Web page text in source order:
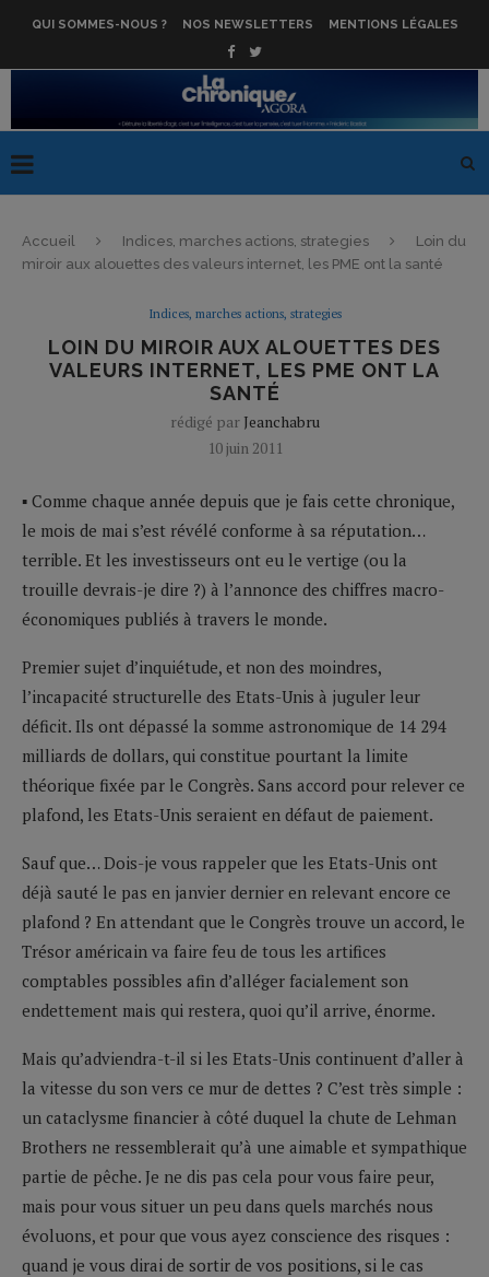
QUI SOMMES-NOUS ? NOS NEWSLETTERS MENTIONS LÉGALES
Accueil Indices, marches actions, strategies
Loin du
miroir aux alouettes des valeurs internet, les PME ont la santé
Indices, marches actions, strategies
LOIN DU MIROIR AUX ALOUETTES DES
VALEURS INTERNET, LES PME ONT LA
SANTÉ
rédigé par Jeanchabru
10 juin 2011
▪ Comme chaque année depuis que je fais cette chronique,
le mois de mai s’est révélé conforme à sa réputation…
terrible. Et les investisseurs ont eu le vertige (ou la
trouille devrais-je dire ?) à l’annonce des chiffres macro-
économiques publiés à travers le monde.
Premier sujet d’inquiétude, et non des moindres,
l’incapacité structurelle des Etats-Unis à juguler leur
déficit. Ils ont dépassé la somme astronomique de 14 294
milliards de dollars, qui constitue pourtant la limite
théorique fixée par le Congrès. Sans accord pour relever ce
plafond, les Etats-Unis seraient en défaut de paiement.
Sauf que… Dois-je vous rappeler que les Etats-Unis ont
déjà sauté le pas en janvier dernier en relevant encore ce
plafond ? En attendant que le Congrès trouve un accord, le
Trésor américain va faire feu de tous les artifices
comptables possibles afin d’alléger facialement son
endettement mais qui restera, quoi qu’il arrive, énorme.
Mais qu’adviendra-t-il si les Etats-Unis continuent d’aller à
la vitesse du son vers ce mur de dettes ? C’est très simple :
un cataclysme financier à côté duquel la chute de Lehman
Brothers ne ressemblerait qu’à une aimable et sympathique
partie de pêche. Je ne dis pas cela pour vous faire peur,
mais pour vous situer un peu dans quels marchés nous
évoluons, et pour que vous ayez conscience des risques :
quand je vous dirai de sortir de vos positions, si le cas